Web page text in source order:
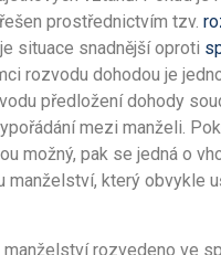
prostřednictvím tzv.
situace snadnější oproti
rozvodu dohodou je
předložení dohody
mezi manželi.
možný, pak se jedná o
manželství, který obvykle
manželství rozvedeno ve